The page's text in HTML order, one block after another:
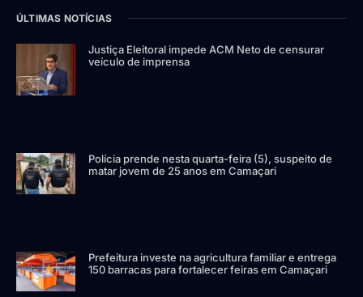
ÚLTIMAS NOTÍCIAS
Justiça Eleitoral impede ACM Neto de censurar
veículo de imprensa
Polícia prende nesta quarta-feira (5), suspeito de
matar jovem de 25 anos em Camaçari
Prefeitura investe na agricultura familiar e entrega
150 barracas para fortalecer feiras em Camaçari